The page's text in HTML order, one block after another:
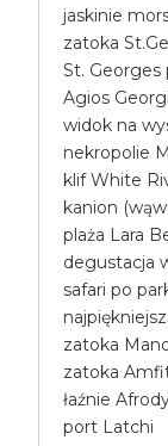
jaskinie
zatoka
St. Georges
Agios
widok na
nekropolie
klif White
kanion
plaża Lara
degustacja
safari po
zatoka
zatoka
łaźnie
port Latchi